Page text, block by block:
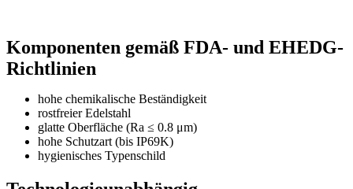
Komponenten gemäß FDA- und EHEDG-
Richtlinien
hohe chemikalische Beständigkeit
rostfreier Edelstahl
glatte Oberfläche (Ra ≤ 0.8 μm)
hohe Schutzart (bis IP69K)
hygienisches Typenschild